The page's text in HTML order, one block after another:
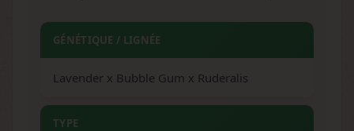
GÉNÉTIQUE / LIGNÉE
Lavender x Bubble Gum x Ruderalis
TYPE